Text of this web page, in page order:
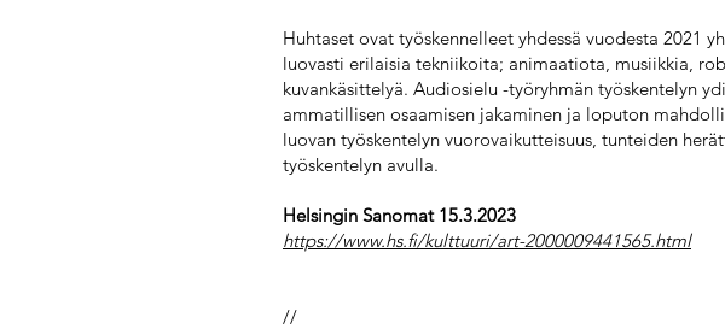
Huhtaset ovat työskennelleet yhdessä vuodesta 2021
luovasti erilaisia tekniikoita; animaatiota, musiikkia,
kuvankäsittelyä. Audiosielu -työryhmän työskentelyn
ammatillisen osaamisen jakaminen ja loputon
luovan työskentelyn vuorovaikutteisuus, tunteiden
työskentelyn avulla.
Helsingin Sanomat 15.3.2023
https://www.hs.fi/kulttuuri/art-2000009441565.html
//